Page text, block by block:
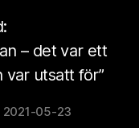
– det var ett
utsatt för”
2021-05-23